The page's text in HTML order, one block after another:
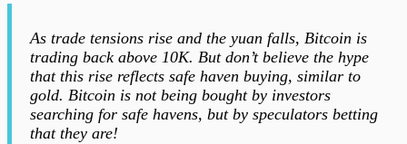
As trade tensions rise and the yuan falls, Bitcoin is
trading back above 10K. But don’t believe the hype
that this rise reflects safe haven buying, similar to
gold. Bitcoin is not being bought by investors
searching for safe havens, but by speculators betting
that they are!